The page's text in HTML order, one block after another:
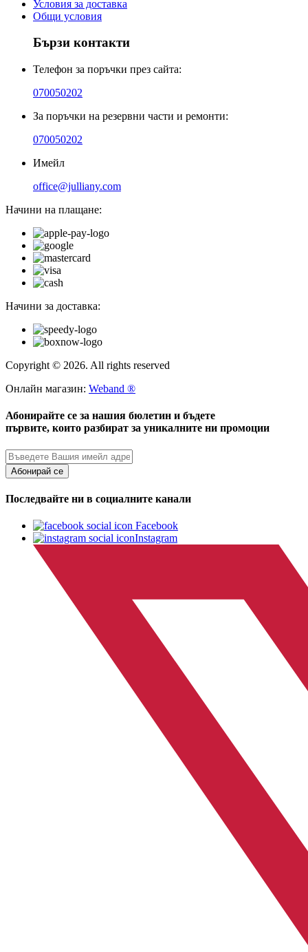
Условия за доставка
Общи условия
Бързи контакти
Телефон за поръчки през сайта:
070050202
За поръчки на резервни части и ремонти:
070050202
Имейл
office@julliany.com
Начини на плащане:
Начини за доставка:
Copyright © 2026. All rights reserved
Онлайн магазин: Weband ®
Абонирайте се за нашия бюлетин и бъдете
първите, които разбират за уникалните ни промоции
Абонирай се
Последвайте ни в социалните канали
Facebook
Instagram